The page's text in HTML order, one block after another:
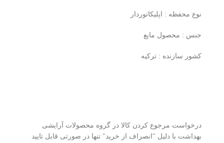
نوع محفظه : اپلیکاتوردار
جنس : محصول مایع
کشور سازنده : ترکیه
درخواست مرجوع کردن کالا در گروه محصولات آرایشی
بهداشت با دلیل "انصراف از خرید" تنها در صورتی قابل تایید